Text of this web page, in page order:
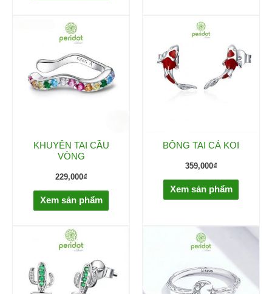
KHUYÊN TAI CẦU
VÒNG
229,000₫
Xem sản phẩm
BÔNG TAI CÁ KOI
359,000₫
Xem sản phẩm